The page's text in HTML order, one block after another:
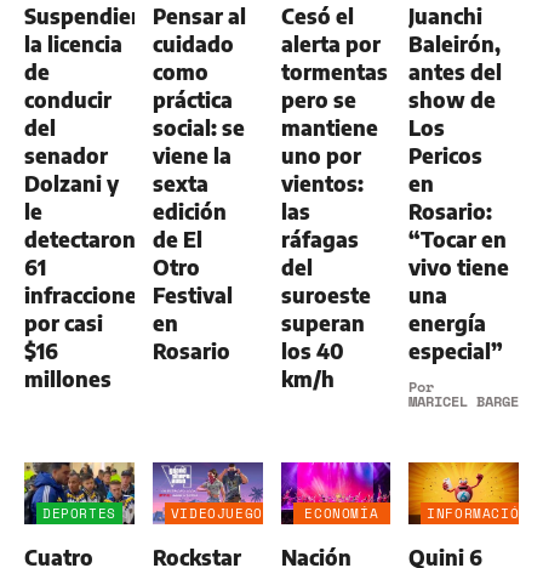
Suspendieron
la licencia
de
conducir
del
senador
Dolzani y
le
detectaron
61
infracciones
por casi
$16
millones
Pensar al
cuidado
como
práctica
social: se
viene la
sexta
edición
de El
Otro
Festival
en
Rosario
Cesó el
alerta por
tormentas
pero se
mantiene
uno por
vientos:
las
ráfagas
del
suroeste
superan
los 40
km/h
Juanchi
Baleirón,
antes del
show de
Los
Pericos
en
Rosario:
“Tocar en
vivo tiene
una
energía
especial”
Por
MARICEL BARGERI
DEPORTES
Cuatro
VIDEOJUEGOS
Rockstar
ECONOMÍA
AGRO
Nación
INFORMACIÓN
Quini 6